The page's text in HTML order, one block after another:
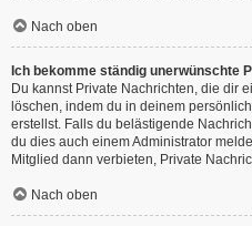
Nach oben
Ich bekomme ständig unerwünschte
Du kannst Private Nachrichten, die dir
löschen, indem du in deinem
erstellst. Falls du belästigende
du dies auch einem Administrator
Mitglied dann verbieten, Private
Nach oben